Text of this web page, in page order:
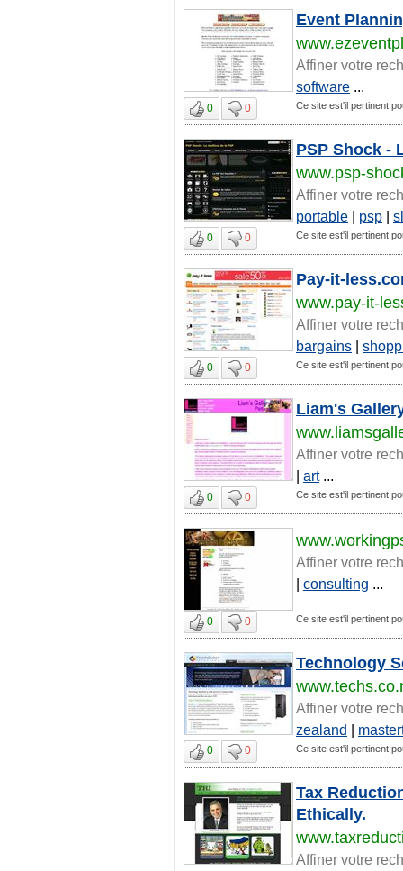
Event
Affiner votre
software ...
0 0 Ce site est'il pertinent
PSP Shock -
www.psp-
Affiner votre
portable | psp |
0 0 Ce site est'il pertinent
Pay-it-
www.pay-it-
Affiner votre
bargains |
0 0 Ce site est'il pertinent
Liam's
Affiner votre
| art...
0 0 Ce site est'il pertinent
Affiner votre
| consulting ...
0 0 Ce site est'il pertinent
Technology
Affiner votre
zealand |
0 0 Ce site est'il pertinent
Tax
Ethically.
Affiner votre